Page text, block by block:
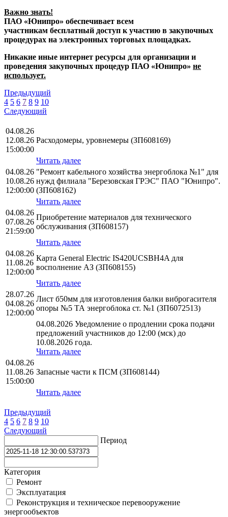
Важно знать!
ПАО «Юнипро» обеспечивает всем
участникам бесплатный доступ к участию в закупочных
процедурах на электронных торговых площадках.
Никакие иные интернет ресурсы для организации и
проведения закупочных процедур ПАО «Юнипро» не
использует.
Предыдущий
4 5 6 7 8 9 10
Следующий
04.08.26
12.08.26
15:00:00
Расходомеры, уровнемеры (ЗП608169)
Читать далее
04.08.26
10.08.26
12:00:00
"Ремонт кабельного хозяйства энергоблока №1" для
нужд филиала "Березовская ГРЭС" ПАО "Юнипро".
(ЗП608162)
Читать далее
04.08.26
07.08.26
21:59:00
Приобретение материалов для технического
обслуживания (ЗП608157)
Читать далее
04.08.26
11.08.26
12:00:00
Карта General Electric IS420UCSBH4A для
восполнение АЗ (ЗП608155)
Читать далее
28.07.26
04.08.26
12:00:00
Лист б50мм для изготовления балки виброгасителя
опоры №5 ТА энергоблока ст. №1 (ЗП6072513)
04.08.2026 Уведомление о продлении срока подачи
предложений участников до 12:00 (мск) до
10.08.2026 года.
Читать далее
04.08.26
11.08.26
15:00:00
Запасные части к ПСМ (ЗП608144)
Читать далее
Предыдущий
4 5 6 7 8 9 10
Следующий
Период
Категория
Ремонт
Эксплуатация
Реконструкция и техническое перевооружение
энергообъектов